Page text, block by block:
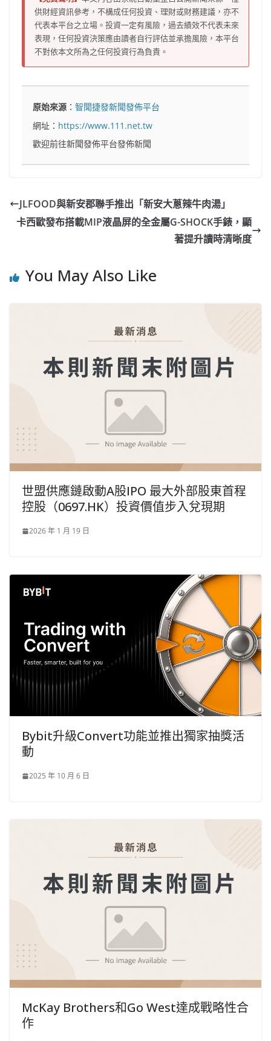
供財經資訊參考，不構成任何投資、理財或財務建議，亦不
代表本平台之立場。投資一定有風險，過去績效不代表未來
表現，任何投資決策應由讀者自行評估並承擔風險，本平台
不對依本文所為之任何投資行為負責。
原始來源 ：智聞捷發新聞發佈平台
網址： https://www.111.net.tw
歡迎前往新聞發佈平台發佈新聞
JLFOOD與新安郡聯手推出「新安大蔥辣牛肉湯」
卡西歐發布搭載MIP液晶屏的全金屬G-SHOCK手錶，顯
著提升讀時清晰度
You May Also Like
世盟供應鏈啟動A股IPO 最大外部股東首程
控股（0697.HK）投資價值步入兌現期
2026 年 1 月 19 日
Bybit升級Convert功能並推出獨家抽獎活
動
2025 年 10 月 6 日
McKay Brothers和Go West達成戰略性合
作